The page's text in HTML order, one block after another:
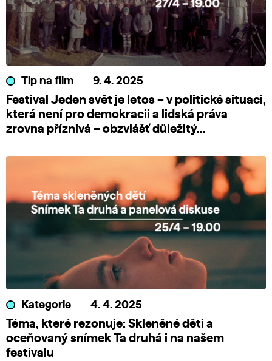
Tip na film 9. 4. 2025
Festival Jeden svět je letos – v politické situaci,
která není pro demokracii a lidská práva
zrovna příznivá – obzvlášť důležitý...
Kategorie 4. 4. 2025
Téma, které rezonuje: Skleněné děti a
oceňovaný snímek Ta druhá i na našem
festivalu